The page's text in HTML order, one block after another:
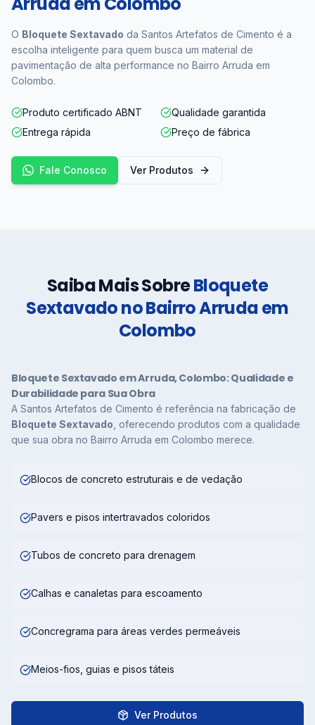
O Bloquete Sextavado da Santos Artefatos de Cimento é a
escolha inteligente para quem busca um material de
pavimentação de alta performance no Bairro Arruda em
Colombo.
Produto certificado ABNT
Qualidade garantida
Entrega rápida
Preço de fábrica
Fale Conosco Ver Produtos
Saiba Mais SobreBloquete
Sextavado no Bairro Arruda em
Colombo
Bloquete Sextavado em Arruda, Colombo: Qualidade e
Durabilidade para Sua Obra
A Santos Artefatos de Cimento é referência na fabricação de
Bloquete Sextavado, oferecendo produtos com a qualidade
que sua obra no Bairro Arruda em Colombo merece.
Blocos de concreto estruturais e de vedação
Pavers e pisos intertravados coloridos
Tubos de concreto para drenagem
Calhas e canaletas para escoamento
Concregrama para áreas verdes permeáveis
Meios-fios, guias e pisos táteis
Ver Produtos